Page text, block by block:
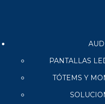
PANTALLAS
TÓTEMS Y